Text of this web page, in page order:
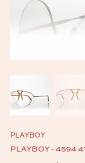
PLAYBOY
PLAYBOY - 4594